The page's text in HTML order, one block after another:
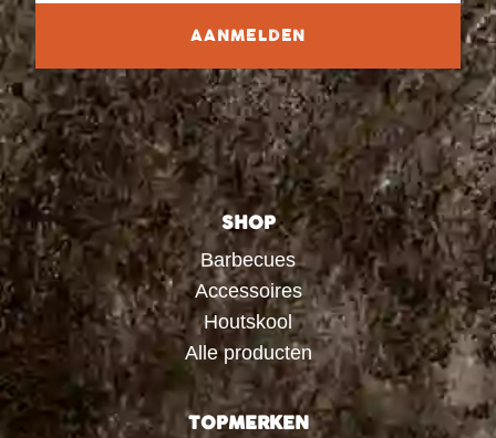
AANMELDEN
SHOP
Barbecues
Accessoires
Houtskool
Alle producten
TOPMERKEN